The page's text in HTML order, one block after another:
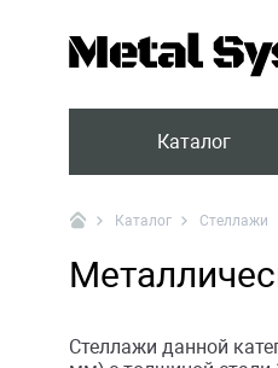
Каталог
Каталог Стеллажи
Стеллажи данной